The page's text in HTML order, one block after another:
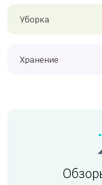
Уборка
Хранение